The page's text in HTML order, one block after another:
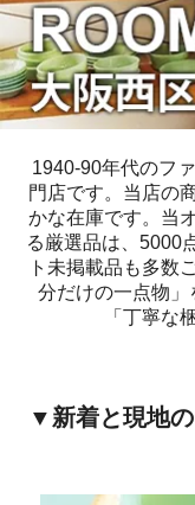
1940-90年代のフ
門店です。当店の
かな在庫です。当
る厳選品は、5000
ト未掲載品も多数
分だけの一点物」
「丁寧な
▼新着と現地